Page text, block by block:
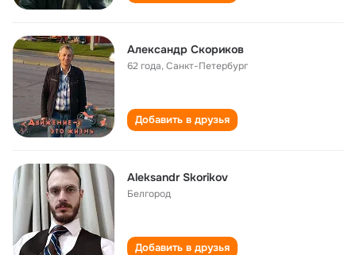
Александр Скориков
62 года,Санкт-Петербург
Добавить в друзья
Aleksandr Skorikov
Белгород
Добавить в друзья